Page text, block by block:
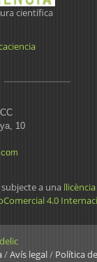
científica
10
a una
4.0
/Avís legal/ Política